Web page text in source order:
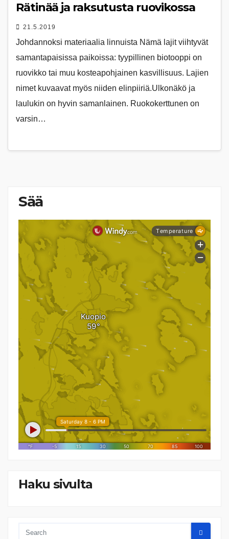
Rätinää ja raksutusta ruovikossa
21.5.2019
Johdannoksi materiaalia linnuista Nämä lajit viihtyvät
samantapaisissa paikoissa: tyypillinen biotooppi on
ruovikko tai muu kosteapohjainen kasvillisuus. Lajien
nimet kuvaavat myös niiden elinpiiriä.Ulkonäkö ja
laulukin on hyvin samanlainen. Ruokokerttunen on
varsin…
Sää
Haku sivulta